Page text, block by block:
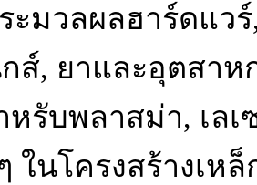
ะมวลผลฮาร์ดแว
ส์, ยาและอุตสา
หรับพลาสม่า, เล
ในโครงสร้างเห